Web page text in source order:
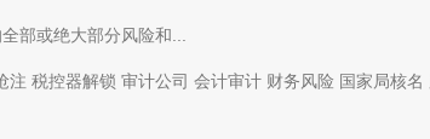
部或绝大部分风险和...
注 税控器解锁 审计公司 会计审计 财务风险 国家局核名